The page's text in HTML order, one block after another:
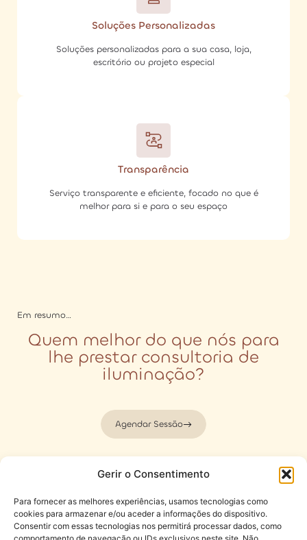
Gerir o Consentimento
Para fornecer as melhores experiências, usamos tecnologias como
cookies para armazenar e/ou aceder a informações do dispositivo.
Consentir com essas tecnologias nos permitirá processar dados, como
Soluções Personalizadas
Soluções personalizadas para a sua casa, loja,
escritório ou projeto especial
Transparência
Serviço transparente e eficiente, focado no que é
melhor para si e para o seu espaço
Em resumo…
Quem melhor do que nós para
lhe prestar consultoria de
iluminação?
Agendar Sessão
FAQ'SAgendar
sessão
Porque devo contratar
diretamente a consultoria de
iluminação convosco?